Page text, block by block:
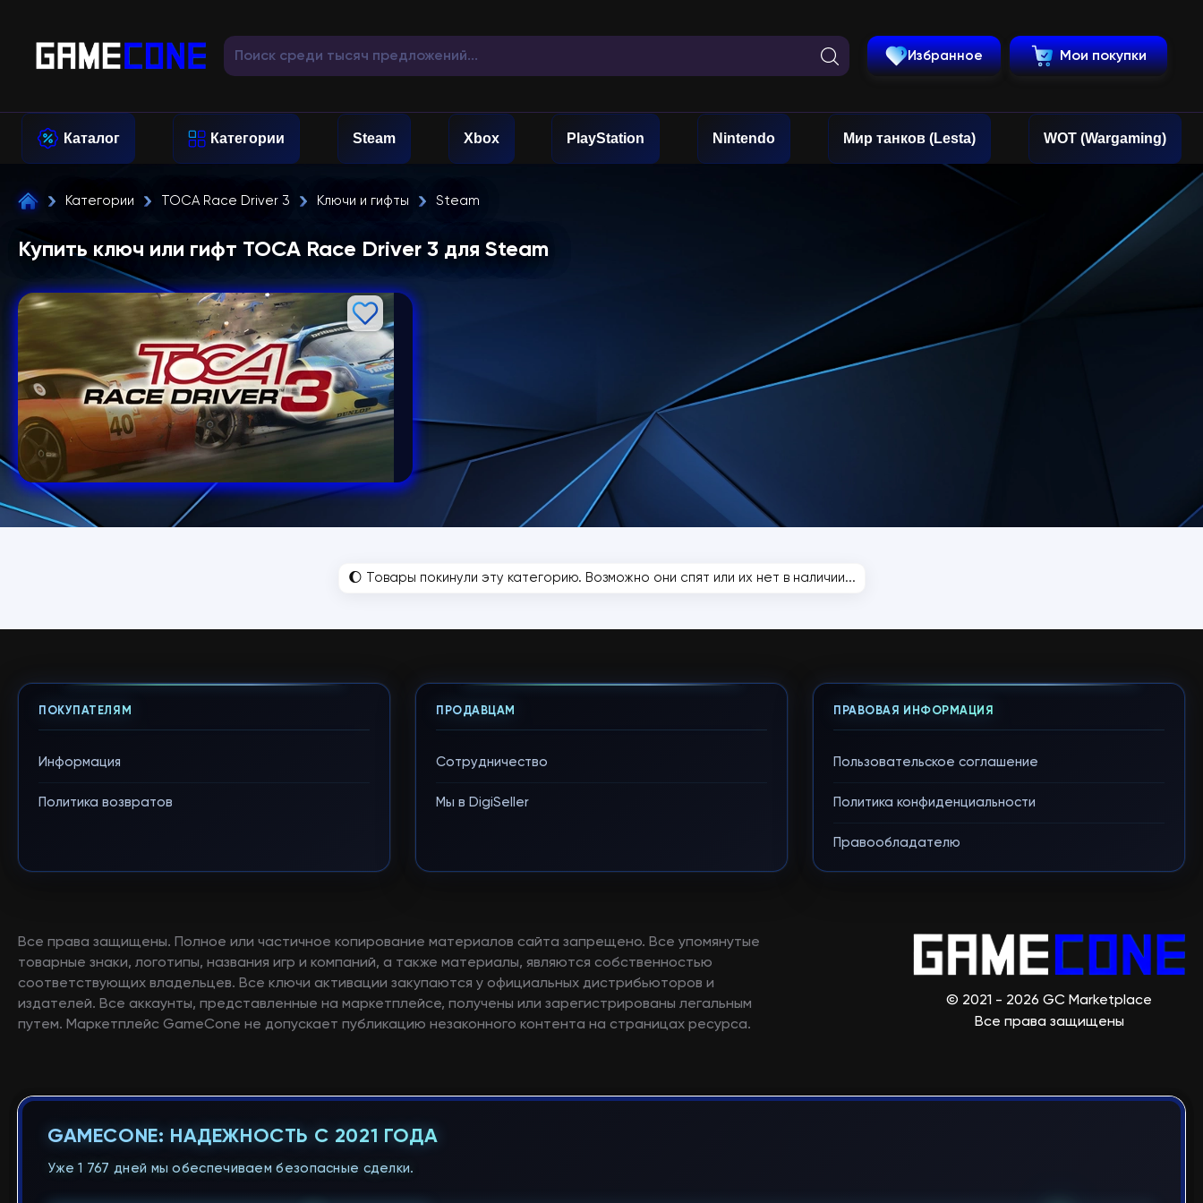
Избранное Мои покупки
Каталог Категории Steam Xbox PlayStation Nintendo Мир танков (Lesta) WOT (Wargaming)
Категории TOCA Race Driver 3 Ключи и гифты Steam
Купить ключ или гифт TOCA Race Driver 3 для Steam
🌔 Товары покинули эту категорию. Возможно они спят или их нет в наличии...
ПОКУПАТЕЛЯМ
Информация
Политика возвратов
ПРОДАВЦАМ
Сотрудничество
Мы в DigiSeller
ПРАВОВАЯ ИНФОРМАЦИЯ
Пользовательское соглашение
Политика конфиденциальности
Правообладателю
Все права защищены. Полное или частичное копирование материалов сайта запрещено. Все упомянутые
товарные знаки, логотипы, названия игр и компаний, а также материалы, являются собственностью
соответствующих владельцев. Все ключи активации закупаются у официальных дистрибьюторов и
издателей. Все аккаунты, представленные на маркетплейсе, получены или зарегистрированы легальным
путем. Маркетплейс GameCone не допускает публикацию незаконного контента на страницах ресурса.
© 2021 - 2026 GC Marketplace
Все права защищены
GAMECONE: НАДЕЖНОСТЬ С 2021 ГОДА
Уже 1 767 дней мы обеспечиваем безопасные сделки.